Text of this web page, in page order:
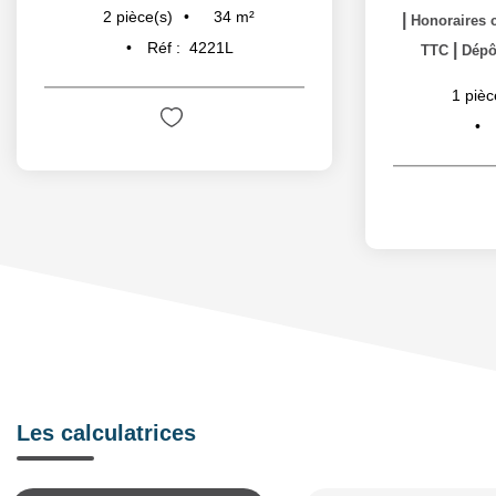
2 pièce(s) 34 m²
Réf : 4221L
Honoraires
TTC
1
Les calculatrices